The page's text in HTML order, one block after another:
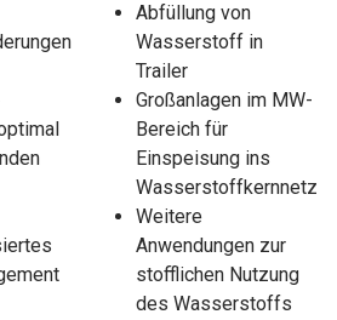
Abfüllung von
Wasserstoff in
Trailer
Großanlagen im MW-
Bereich für
Einspeisung ins
Wasserstoffkernnetz
Weitere
Anwendungen zur
stofflichen Nutzung
des Wasserstoffs